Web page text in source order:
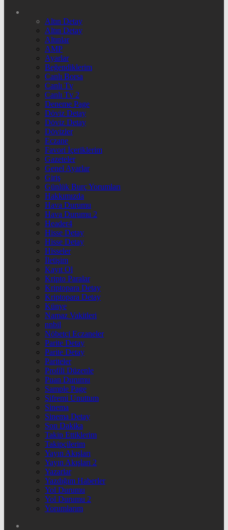
Altın Detay
Altın Detay
Altınlar
AMP
Ayarlar
Beğendiklerim
Canlı Borsa
Canlı Tv
Canlı Tv 2
Deneme Page
Döviz Detay
Döviz Detay
Dövizler
Eczane
Favori İçeriklerim
Gazeteler
Genel Ayarlar
Giriş
Günlük Burç Yorumları
Hakkımızda
Hava Durumu
Hava Durumu 2
Header4
Hisse Detay
Hisse Detay
Hisseler
İletişim
Kayıt Ol
Kripto Paralar
Kriptopara Detay
Kriptopara Detay
Künye
Namaz Vakitleri
nnbil
Nöbetçi Eczaneler
Parite Detay
Parite Detay
Pariteler
Profili Düzenle
Puan Durumu
Sample Page
Şifremi Unuttum
Sinema
Sinema Detay
Son Dakika
Takip Ettiklerim
Takipçilerim
Yayın Akışları
Yayın Akışları 2
Yazarlar
Yazdığım Haberler
Yol Durumu
Yol Durumu 2
Yorumlarım